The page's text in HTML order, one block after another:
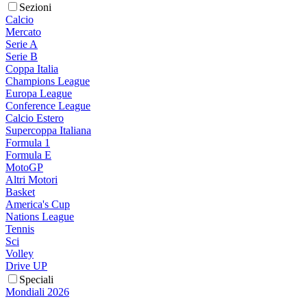
Sezioni
Calcio
Mercato
Serie A
Serie B
Coppa Italia
Champions League
Europa League
Conference League
Calcio Estero
Supercoppa Italiana
Formula 1
Formula E
MotoGP
Altri Motori
Basket
America's Cup
Nations League
Tennis
Sci
Volley
Drive UP
Speciali
Mondiali 2026